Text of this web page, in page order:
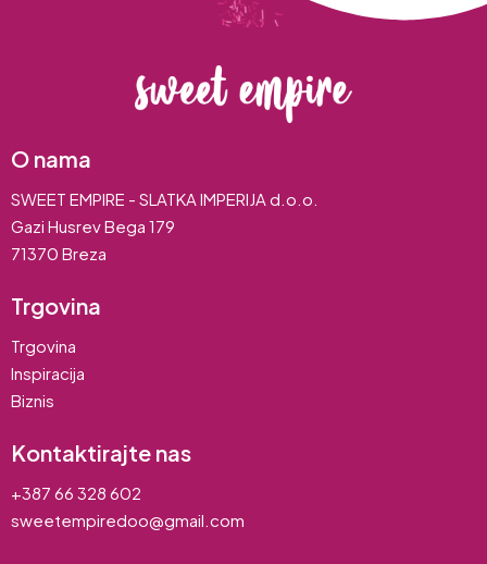
O nama
SWEET EMPIRE - SLATKA IMPERIJA d.o.o.
Gazi Husrev Bega 179
71370 Breza
Trgovina
Trgovina
Inspiracija
Biznis
Kontaktirajte nas
+387 66 328 602
sweetempiredoo@gmail.com